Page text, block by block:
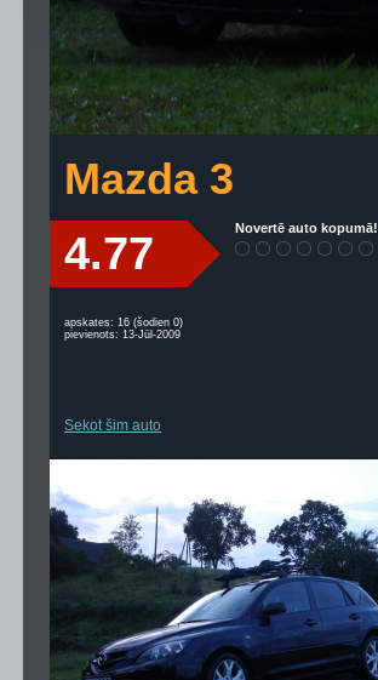
Mazda 3
4.77 Novertē auto kopumā!
apskates: 16 (šodien 0)
pievienots: 13-Jūl-2009
Sekot šim auto